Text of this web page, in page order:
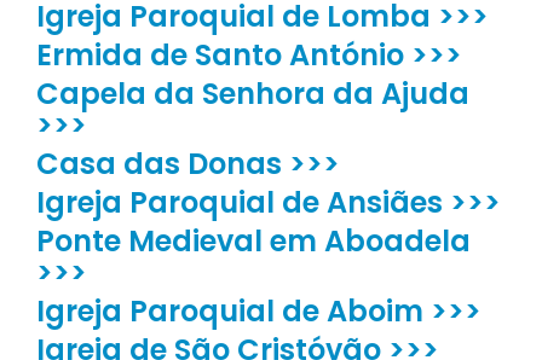
Igreja Paroquial de Lomba >>>
Ermida de Santo António >>>
Capela da Senhora da Ajuda
>>>
Casa das Donas >>>
Igreja Paroquial de Ansiães >>>
Ponte Medieval em Aboadela
>>>
Igreja Paroquial de Aboim >>>
Igreja de São Cristóvão >>>